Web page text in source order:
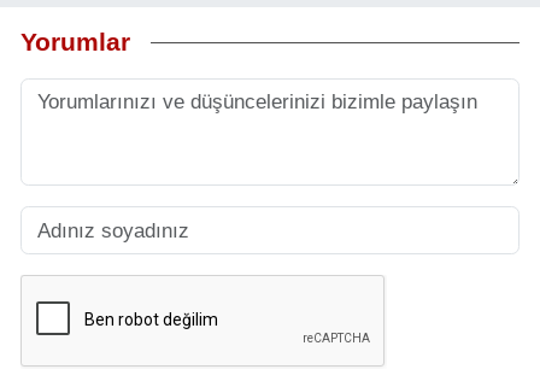
Yorumlar